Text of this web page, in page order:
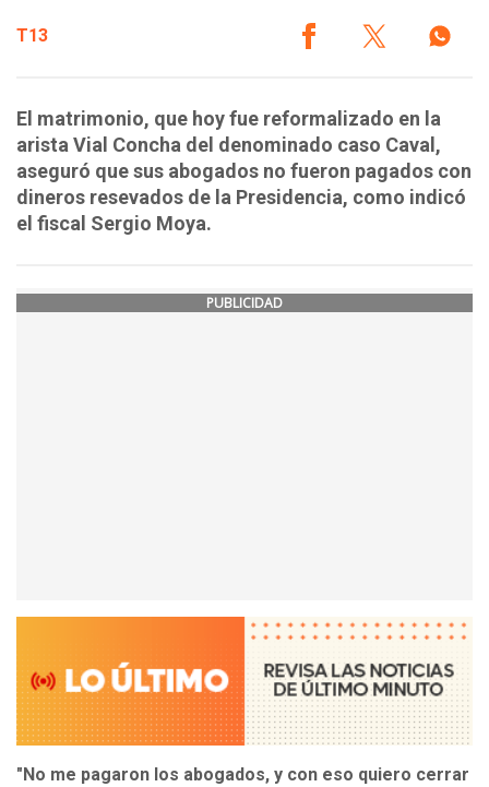
T13
El matrimonio, que hoy fue reformalizado en la
arista Vial Concha del denominado caso Caval,
aseguró que sus abogados no fueron pagados con
dineros resevados de la Presidencia, como indicó
el fiscal Sergio Moya.
PUBLICIDAD
"No me pagaron los abogados, y con eso quiero cerrar